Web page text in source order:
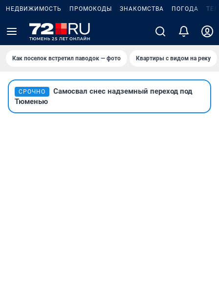
НЕДВИЖИМОСТЬ ПРОМОКОДЫ ЗНАКОМСТВА ПОГОДА
Как поселок встретил паводок — фото Квартиры с видом на реку
СРОЧНО
Самосвал снес надземный переход под
Тюменью